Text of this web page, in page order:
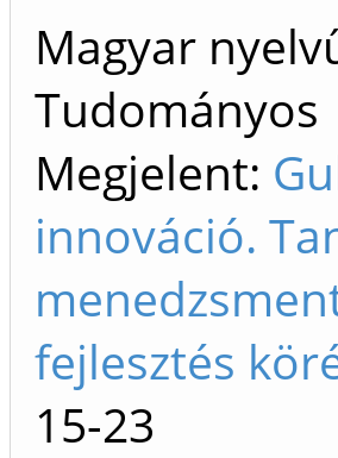
Magyar
Tudományos
Megjelent:
innováció.
fejlesztés
15-23